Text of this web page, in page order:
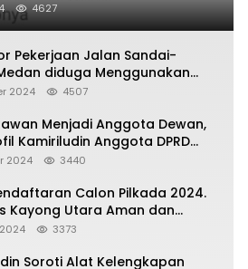
4627
Pekerjaan Jalan Sandai-
diduga Menggunakan
tak Berizin Resmi
2024 4507
Menjadi Anggota Dewan,
Kamiriludin Anggota DPRD
2024 3440
Calon Pilkada 2024.
Kayong Utara Aman dan
3373
Soroti Alat Kelengkapan